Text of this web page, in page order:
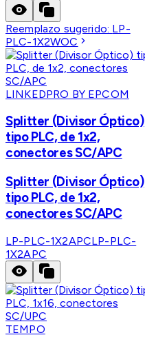
Reemplazo sugerido: LP-
PLC-1X2WOC
LINKEDPRO BY EPCOM
Splitter (Divisor Óptico)
tipo PLC, de 1x2,
conectores SC/APC
Splitter (Divisor Óptico)
tipo PLC, de 1x2,
conectores SC/APC
LP-PLC-1X2APCLP-PLC-
1X2APC
TEMPO